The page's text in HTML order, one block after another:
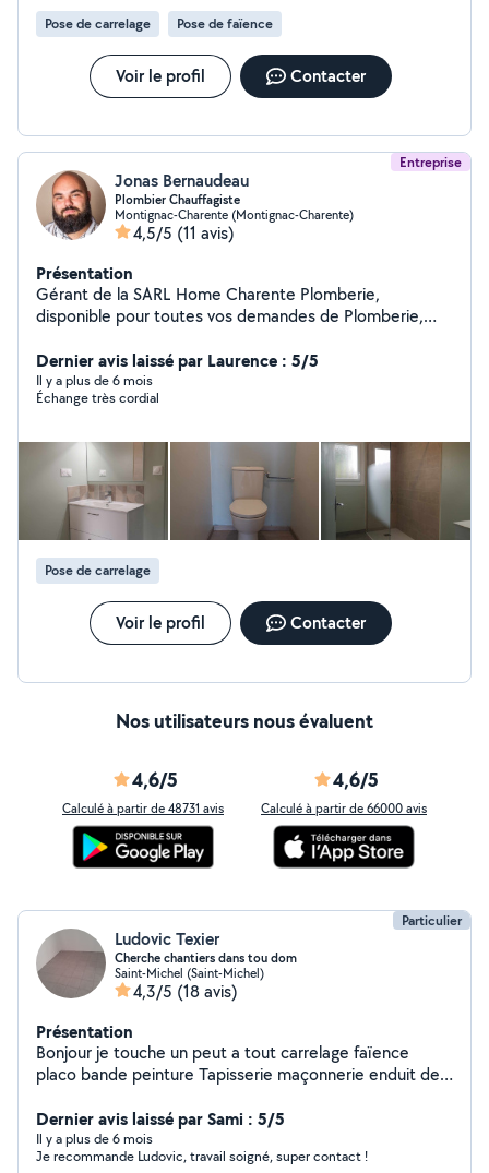
Pose de carrelage Pose de faïence
Voir le profil Contacter
Entreprise
Jonas Bernaudeau
Plombier Chauffagiste
Montignac-Charente (Montignac-Charente)
4,5/5 (11 avis)
Présentation
Gérant de la SARL Home Charente Plomberie,
disponible pour toutes vos demandes de Plomberie,
Dernier avis laissé par Laurence : 5/5
Il y a plus de 6 mois
Échange très cordial
Pose de carrelage
Voir le profil Contacter
Nos utilisateurs nous évaluent
4,6/5
Calculé à partir de 48731 avis
4,6/5
Calculé à partir de 66000 avis
Particulier
Ludovic Texier
Cherche chantiers dans tou dom
Saint-Michel (Saint-Michel)
4,3/5 (18 avis)
Présentation
Bonjour je touche un peut a tout carrelage faïence
placo bande peinture Tapisserie maçonnerie enduit de
Dernier avis laissé par Sami : 5/5
Il y a plus de 6 mois
Je recommande Ludovic, travail soigné, super contact !